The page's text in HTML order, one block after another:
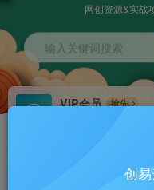
网创资源&实战
输入关键词搜索
VIP会员
抢先
会员专属推广链接
创